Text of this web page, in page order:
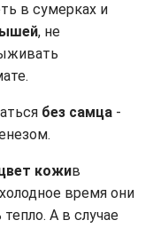
в сумерках и
, не
без самца -
кожив
время они
А в случае